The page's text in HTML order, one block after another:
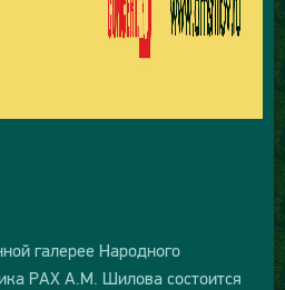
галерее Народного
РАХ А.М. Шилова состоится